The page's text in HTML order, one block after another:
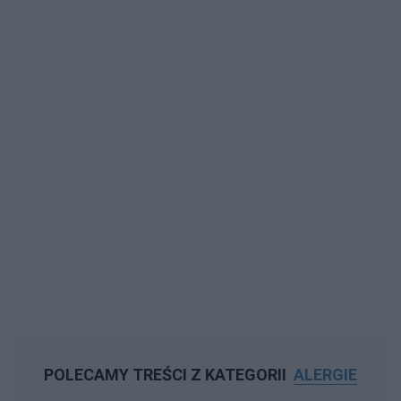
POLECAMY TREŚCI Z KATEGORII ALERGIE